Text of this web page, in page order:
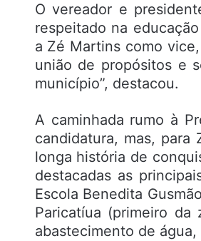
O vereador e
respeitado na
a Zé Martins como
união de propósitos e
município”, destacou.
A caminhada rumo à
candidatura, mas,
longa história de
destacadas as
Escola Benedita
Paricatíua (primeiro
abastecimento de